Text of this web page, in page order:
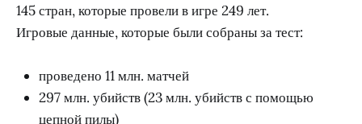
145 стран, которые провели в игре 249 лет.
Игровые данные, которые были собраны за тест:
проведено 11 млн. матчей
297 млн. убийств (23 млн. убийств с помощью
цепной пилы)